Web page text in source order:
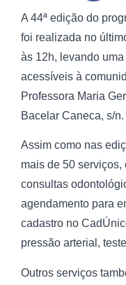
A 44ª edição do
foi realizada no
às 12h, levando
acessíveis à
Professora Maria
Bacelar Caneca, s/n.
Assim como nas
mais de 50
consultas
agendamento para
cadastro no
pressão arterial,
Outros serviços